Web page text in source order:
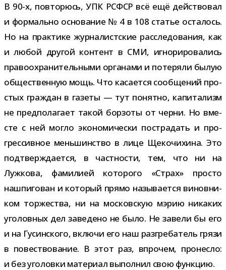
В 90-​х, повто­рюсь, УПК РСФСР всё ещё дей­ство­вал
и фор­мально осно­ва­ние № 4 в 108 ста­тье оста­лось.
Но на прак­тике жур­на­лист­ские рас­сле­до­ва­ния, как
и любой дру­гой кон­тент в СМИ, игно­ри­ро­ва­лись
пра­во­охра­ни­тель­ными орга­нами и поте­ряли былую
обще­ствен­ную мощь. Что каса­ется сооб­ще­ний про­
стых граж­дан в газеты — тут понятно, капи­та­лизм
не пред­по­ла­гает такой бор­зоты от черни. Но вме­
сте с ней могло эко­но­ми­че­ски постра­дать и про­
грес­сив­ное мень­шин­ство в лице Щекочихина. Это
под­твер­жда­ется, в част­но­сти, тем, что ни на
Лужкова, фами­лией кото­рого «Страх» про­сто
нашпи­го­ван и кото­рый прямо назы­ва­ется винов­ни­
ком тор­же­ства, ни на мос­ков­скую мэрию ника­ких
уго­лов­ных дел заве­дено не было. Не завели бы его
и на Гусинского, включи его наш раз­гре­ба­тель грязи
в повест­во­ва­ние. В этот раз, впро­чем, про­несло:
и без уго­ловки мате­риал выпол­нил свою функцию.